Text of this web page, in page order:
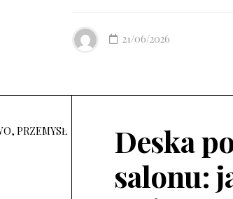
21/06/2026
PRZEMYSŁ
Deska
salonu: